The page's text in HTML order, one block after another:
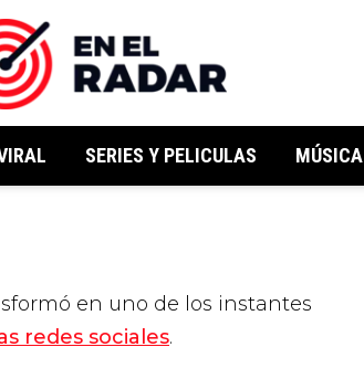
SERIES Y PELICULAS MÚSICA
en uno de los instantes
redes sociales.